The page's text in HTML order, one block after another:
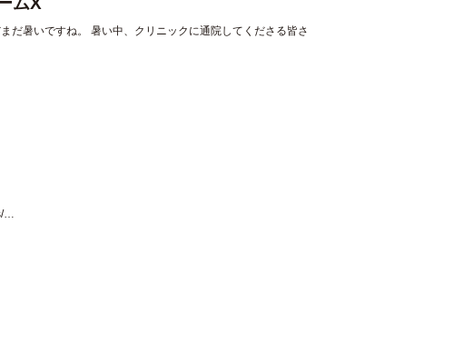
だ暑いですね。 暑い中、クリニックに通院してくださる皆さ
…